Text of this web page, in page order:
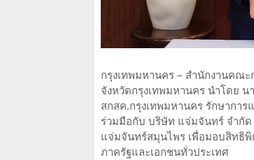
กรุงเทพมหานคร – สำนักงานคณ
จังหวัดกรุงเทพมหานคร นำโดย
สกสค.กรุงเทพมหานคร รักษากา
ร่วมมือกับ บริษัท แจ่มจันทร์ จำกั
แจ่มจันทร์สมุนไพร เพื่อมอบสิทธิ
ภาครัฐและเอกชนทั่วประเทศ